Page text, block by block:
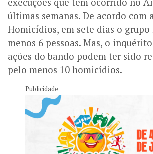
últimas semanas. De acordo com
Homicídios, em sete dias o
menos 6 pessoas. Mas, o
ações do bando podem ter sido
pelo menos 10 homicídios.
Publicidade